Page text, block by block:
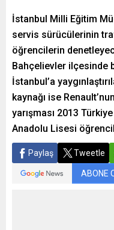
İstanbul Milli Eğitim
servis sürücülerinin
öğrencilerin
Bahçelievler ilçesinde
İstanbul’a
kaynağı ise
yarışması 2013
Anadolu Lisesi
Paylaş Tweetle
ABONE